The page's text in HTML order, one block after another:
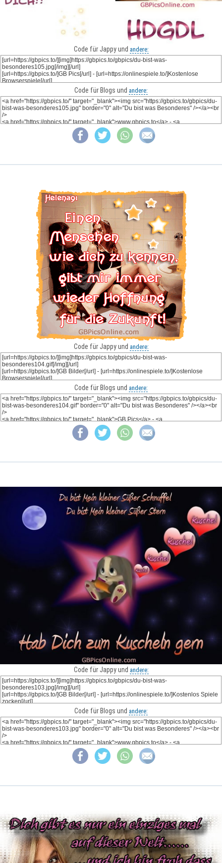
Code für Jappy und andere:
Code für Blogs und andere:
Code für Jappy und andere:
Code für Blogs und andere:
Code für Jappy und andere:
Code für Blogs und andere: